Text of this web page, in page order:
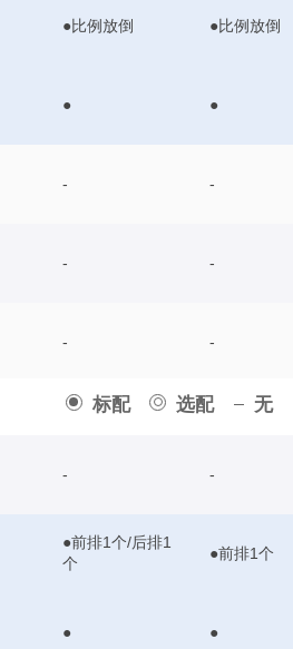
标配 选配 无
●比例放倒 ●比例放倒
● ●
- -
- -
- -
- -
●前排1个/后排1
个
●前排1个
● ●